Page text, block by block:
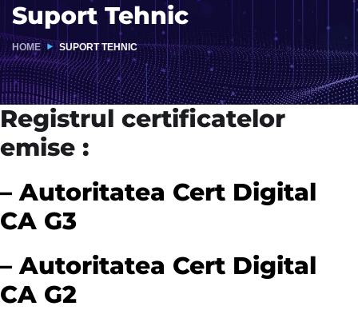
Suport Tehnic
HOME SUPORT TEHNIC
Registrul certificatelor
emise :
– Autoritatea Cert Digital
CA G3
– Autoritatea Cert Digital
CA G2